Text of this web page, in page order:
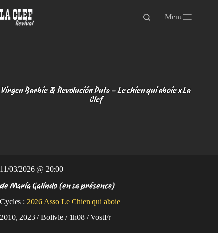
au
contenu
Menu
Virgen Barbie & Revolución Puta – Le chien qui aboie x La
Clef
11/03/2026 @ 20:00
de María Galindo (en sa présence)
Cycles : 2026 Asso Le Chien qui aboie
2010, 2023 / Bolivie / 1h08 / VostFr